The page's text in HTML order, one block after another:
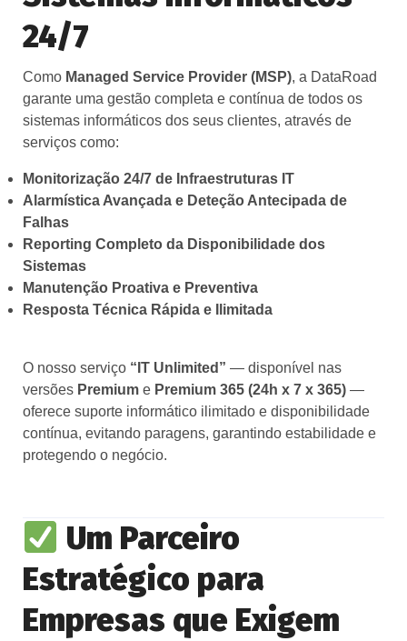
24/7
Como Managed Service Provider (MSP), a DataRoad
garante uma gestão completa e contínua de todos os
sistemas informáticos dos seus clientes, através de
serviços como:
Monitorização 24/7 de Infraestruturas IT
Alarmística Avançada e Deteção Antecipada de
Falhas
Reporting Completo da Disponibilidade dos
Sistemas
Manutenção Proativa e Preventiva
Resposta Técnica Rápida e Ilimitada
O nosso serviço “IT Unlimited” — disponível nas
versões Premium e Premium 365 (24h x 7 x 365) —
oferece suporte informático ilimitado e disponibilidade
contínua, evitando paragens, garantindo estabilidade e
protegendo o negócio.
Um Parceiro
Estratégico para
Empresas que Exigem